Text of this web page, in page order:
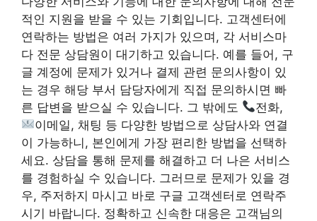
적인 지원을 받을 수 있는 기회입니다. 고객센터에
연락하는 방법은 여러 가지가 있으며, 각 서비스마
다 전문 상담원이 대기하고 있습니다. 예를 들어, 구
글 계정에 문제가 있거나 결제 관련 문의사항이 있
는 경우 해당 부서 담당자에게 직접 문의하시면 빠
른 답변을 받으실 수 있습니다. 그 밖에도
전화,
이메일, 채팅 등 다양한 방법으로 상담사와 연결
이 가능하니, 본인에게 가장 편리한 방법을 선택하
세요. 상담을 통해 문제를 해결하고 더 나은 서비스
를 경험하실 수 있습니다. 그러므로 문제가 있을 경
우, 주저하지 마시고 바로 구글 고객센터로 연락주
시기 바랍니다. 정확하고 신속한 대응은 고객님의